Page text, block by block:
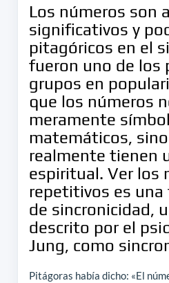
Los números son
significativos y
pitagóricos en el
fueron uno de los
grupos en
que los números
meramente
matemáticos,
realmente tienen
espiritual. Ver los
repetitivos es una
de sincronicidad,
descrito por el
Jung, como
Pitágoras había dicho: «El